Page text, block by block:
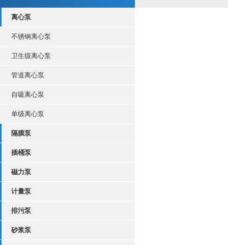
离心泵
不锈钢离心泵
卫生级离心泵
管道离心泵
自吸离心泵
单级离心泵
隔膜泵
插桶泵
磁力泵
计量泵
排污泵
砂浆泵